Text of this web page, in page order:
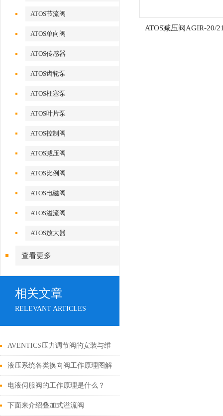
ATOS节流阀
ATOS单向阀
ATOS传感器
ATOS齿轮泵
ATOS柱塞泵
ATOS叶片泵
ATOS控制阀
ATOS减压阀
ATOS比例阀
ATOS电磁阀
ATOS溢流阀
ATOS放大器
查看更多
相关文章
RELEVANT ARTICLES
AVENTICS压力调节阀的安装与维
护指南
液压系统各类换向阀工作原理图解
电液伺服阀的工作原理是什么？
下面来介绍叠加式溢流阀
ATOS减压阀AGIR-20/